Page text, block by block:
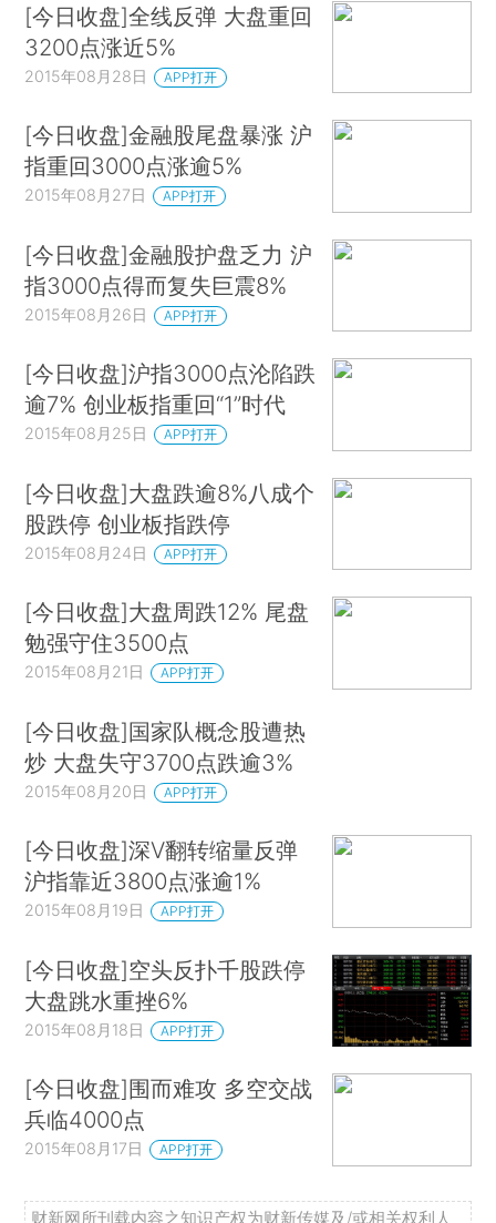
[今日收盘]全线反弹 大盘重回
3200点涨近5%
2015年08月28日 APP打开
[今日收盘]金融股尾盘暴涨 沪
指重回3000点涨逾5%
2015年08月27日 APP打开
[今日收盘]金融股护盘乏力 沪
指3000点得而复失巨震8%
2015年08月26日 APP打开
[今日收盘]沪指3000点沦陷跌
逾7% 创业板指重回“1”时代
2015年08月25日 APP打开
[今日收盘]大盘跌逾8%八成个
股跌停 创业板指跌停
2015年08月24日 APP打开
[今日收盘]大盘周跌12% 尾盘
勉强守住3500点
2015年08月21日 APP打开
[今日收盘]国家队概念股遭热
炒 大盘失守3700点跌逾3%
2015年08月20日 APP打开
[今日收盘]深V翻转缩量反弹
沪指靠近3800点涨逾1%
2015年08月19日 APP打开
[今日收盘]空头反扑千股跌停
大盘跳水重挫6%
2015年08月18日 APP打开
[今日收盘]围而难攻 多空交战
兵临4000点
2015年08月17日 APP打开
财新网所刊载内容之知识产权为财新传媒及/或相关权利人